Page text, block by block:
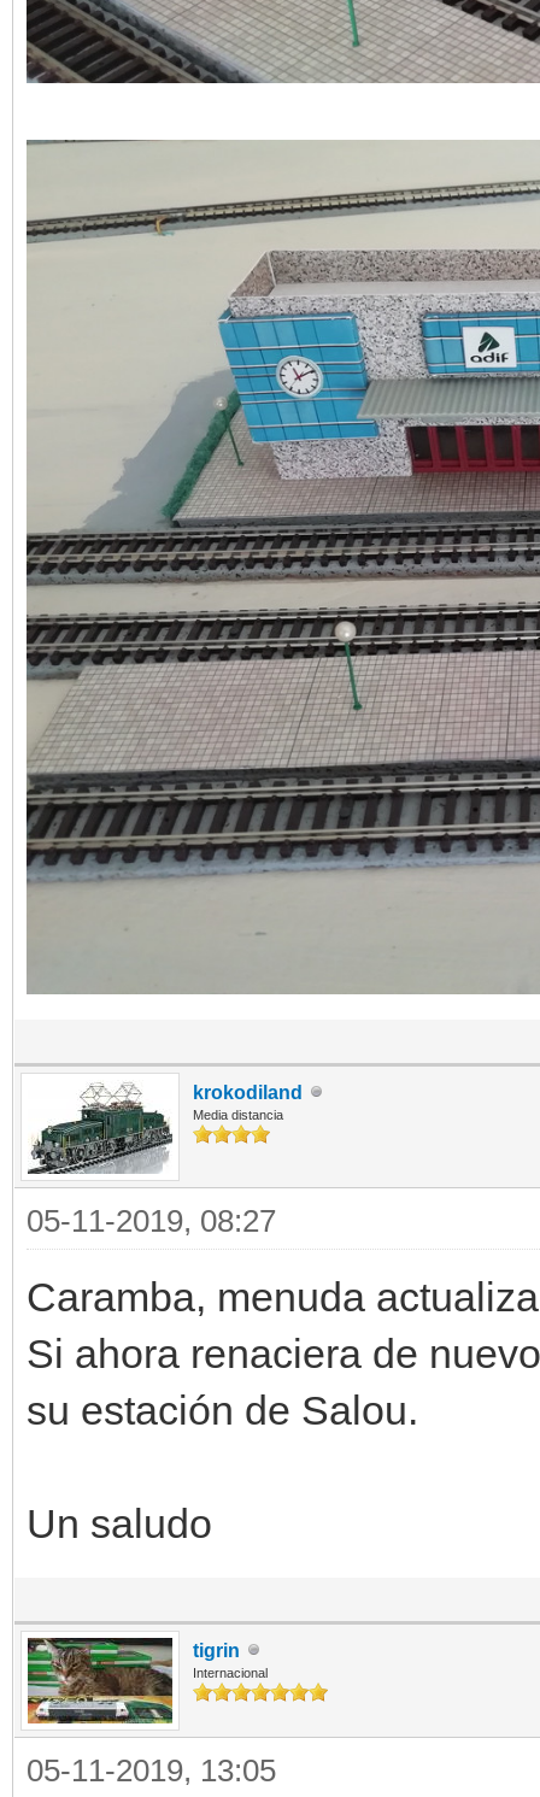
krokodiland
Media distancia
05-11-2019, 08:27
Caramba, menuda
Si ahora renaciera de
su estación de Salou.
Un saludo
tigrin
Internacional
05-11-2019, 13:05